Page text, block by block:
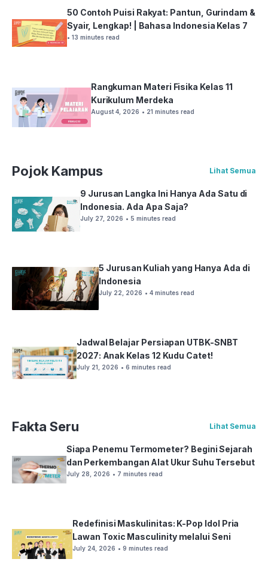
50 Contoh Puisi Rakyat: Pantun, Gurindam &
Syair, Lengkap! | Bahasa Indonesia Kelas 7
• 13 minutes read
Rangkuman Materi Fisika Kelas 11
Kurikulum Merdeka
August 4, 2026 • 21 minutes read
Pojok Kampus Lihat Semua
9 Jurusan Langka Ini Hanya Ada Satu di
Indonesia. Ada Apa Saja?
July 27, 2026 • 5 minutes read
5 Jurusan Kuliah yang Hanya Ada di
Indonesia
July 22, 2026 • 4 minutes read
Jadwal Belajar Persiapan UTBK-SNBT
2027: Anak Kelas 12 Kudu Catet!
July 21, 2026 • 6 minutes read
Fakta Seru Lihat Semua
Siapa Penemu Termometer? Begini Sejarah
dan Perkembangan Alat Ukur Suhu Tersebut
July 28, 2026 • 7 minutes read
Redefinisi Maskulinitas: K-Pop Idol Pria
Lawan Toxic Masculinity melalui Seni
July 24, 2026 • 9 minutes read